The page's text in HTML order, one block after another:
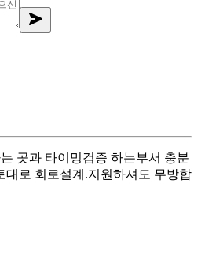
곳과 타이밍검증 하는부서 충분
대로 회로설계.지원하셔도 무방합